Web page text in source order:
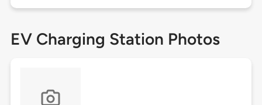
EV Charging Station Photos